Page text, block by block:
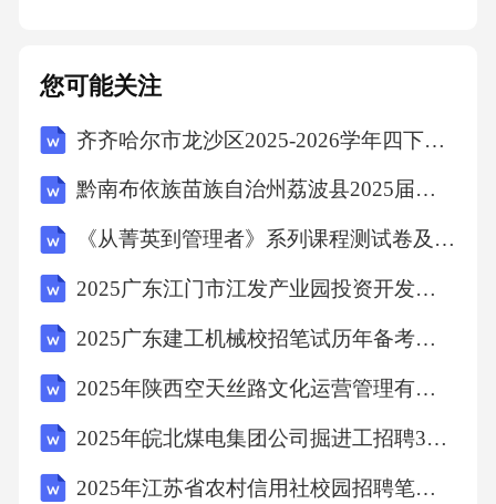
ps高速网络接入，保证数据传输速率。-安全防
护措施：采用防火墙、进入检测系统、DDoS防
护等安全措施，确保云资源安全稳定运行。4.附
协议：双方同意在协议履行过程中，对协议内
容及相关技术信息进行保密，未经对方同意不
得向任何第三方外泄。-知识产权声明：本协议
中涉及的技术方案、软件程序等知识产权归服
方的知识产权。补充条款：,1.本协议中涉及的
费用计算方式如下：-云资源租赁费用：按实际
您可能关注
齐齐哈尔市龙沙区2025-2026学年四下数学期末考试模拟试题含答案
黔南布依族苗族自治州荔波县2025届数学四年级下学期期中联考试题含解析
《从菁英到管理者》系列课程测试卷及答案
2025广东江门市江发产业园投资开发集团有限公司拟聘用人员笔试历年常考点试题专练附带答案详解
2025广东建工机械校招笔试历年备考题库附带答案详解
2025年陕西空天丝路文化运营管理有限责任公司招聘（44人）笔试历年备考题库附带答案详解
2025年皖北煤电集团公司掘进工招聘380名笔试历年难易错考点试卷带答案解析
2025年江苏省农村信用社校园招聘笔试历年典型考题及考点剖析附带答案详解